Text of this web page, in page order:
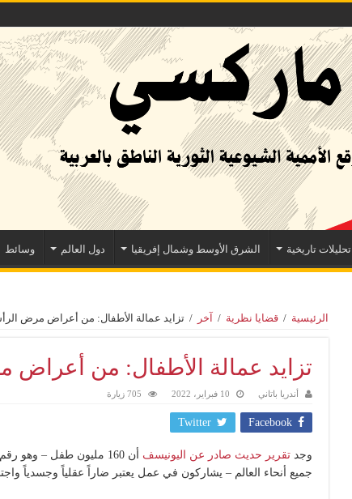
تحليلات تاريخية الشرق الأوسط وشمال إفريقيا دول العالم وسائط
الرئيسية / قضايا نظرية / آخر / تزايد عمالة الأطفال: من أعراض مرض
تزايد عمالة الأطفال: من أعراض
أندريا باتاني 10 فبراير، 2022 705 زيارة
Facebook
Twitter
وجد تقرير حديث صادر عن اليونيسف
أن 160 مليون طفل –
جميع أنحاء العالم – يشاركون في عمل يعتبر ضاراً عقلياً وجسدياً